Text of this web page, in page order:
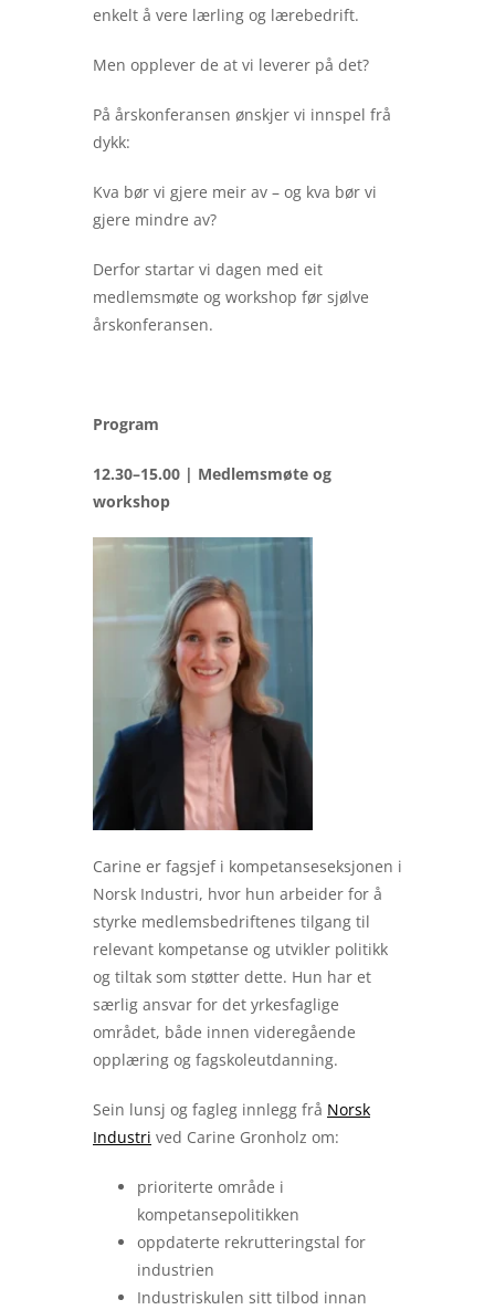
enkelt å vere lærling og lærebedrift.
Men opplever de at vi leverer på det?
På årskonferansen ønskjer vi innspel frå
dykk:
Kva bør vi gjere meir av – og kva bør vi
gjere mindre av?
Derfor startar vi dagen med eit
medlemsmøte og workshop før sjølve
årskonferansen.
Program
12.30–15.00 | Medlemsmøte og
workshop
Carine er fagsjef i kompetanseseksjonen i
Norsk Industri, hvor hun arbeider for å
styrke medlemsbedriftenes tilgang til
relevant kompetanse og utvikler politikk
og tiltak som støtter dette. Hun har et
særlig ansvar for det yrkesfaglige
området, både innen videregående
opplæring og fagskoleutdanning.
Sein lunsj og fagleg innlegg frå Norsk
Industri ved Carine Gronholz om:
prioriterte område i
kompetansepolitikken
oppdaterte rekrutteringstal for
industrien
Industriskulen sitt tilbod innan